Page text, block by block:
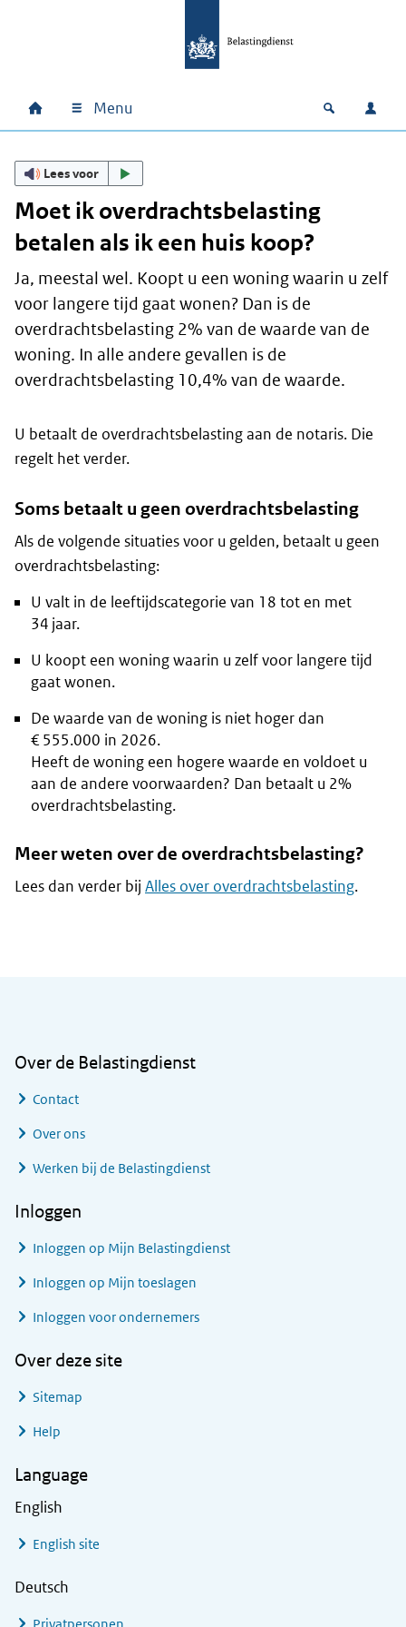
Hoofdnavigatie
Home Menu Open
Lees voor
Moet ik overdrachtsbelasting
betalen als ik een huis koop?
Ja, meestal wel. Koopt u een woning waarin u zelf
voor langere tijd gaat wonen? Dan is de
overdrachtsbelasting 2% van de waarde van de
woning. In alle andere gevallen is de
overdrachtsbelasting 10,4% van de waarde.
U betaalt de overdrachtsbelasting aan de notaris. Die
regelt het verder.
Soms betaalt u geen overdrachtsbelasting
Als de volgende situaties voor u gelden, betaalt u geen
overdrachtsbelasting:
U valt in de leeftijdscategorie van 18 tot en met
34 jaar.
U koopt een woning waarin u zelf voor langere tijd
gaat wonen.
De waarde van de woning is niet hoger dan
€ 555.000 in 2026.
Heeft de woning een hogere waarde en voldoet u
aan de andere voorwaarden? Dan betaalt u 2%
overdrachtsbelasting.
Meer weten over de overdrachtsbelasting?
Lees dan verder bij Alles over overdrachtsbelasting.
Over de Belastingdienst
Contact
Over ons
Werken bij de Belastingdienst
Inloggen
Inloggen op Mijn Belastingdienst
Inloggen op Mijn toeslagen
Inloggen voor ondernemers
Over deze site
Sitemap
Help
Language
English
English site
Deutsch